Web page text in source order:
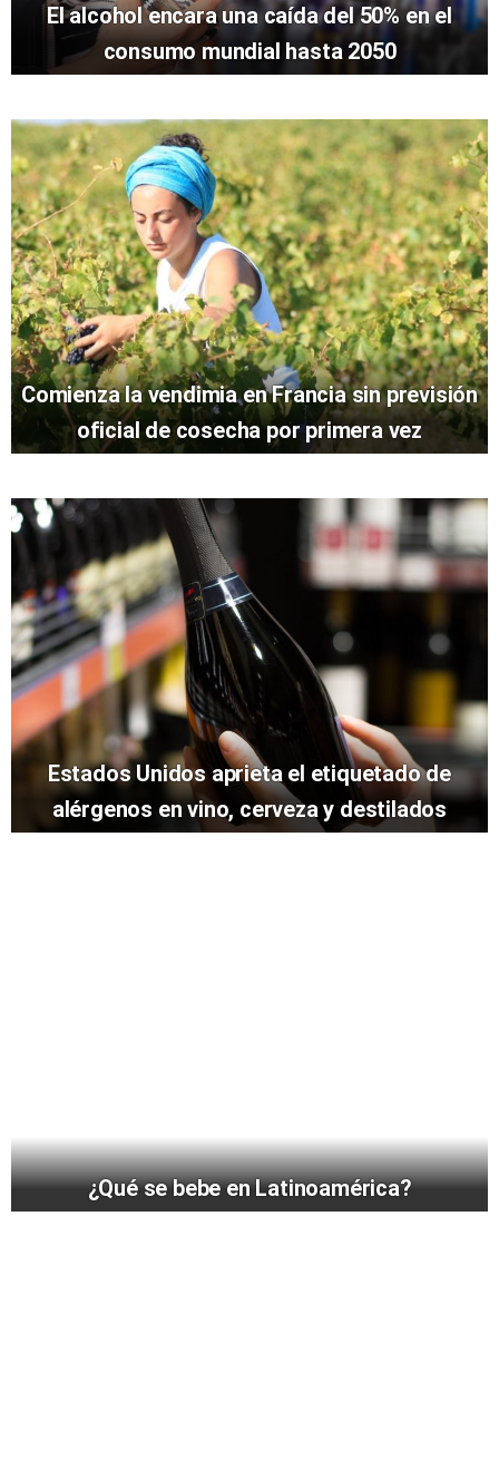
El alcohol encara una caída del 50% en el
consumo mundial hasta 2050
Comienza la vendimia en Francia sin previsión
oficial de cosecha por primera vez
Estados Unidos aprieta el etiquetado de
alérgenos en vino, cerveza y destilados
¿Qué se bebe en Latinoamérica?